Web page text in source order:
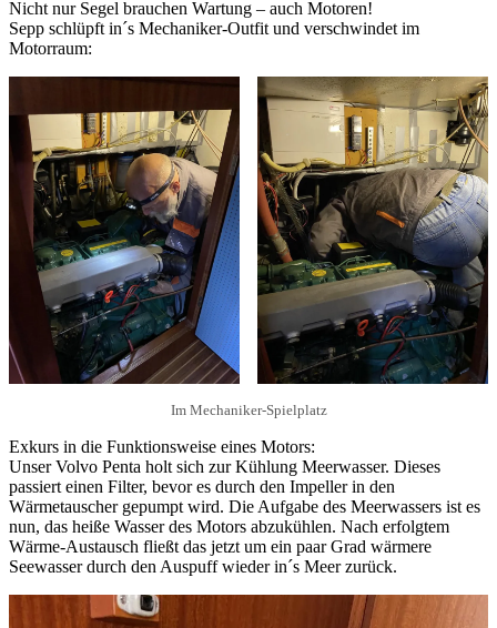
Nicht nur Segel brauchen Wartung – auch Motoren!
Sepp schlüpft in´s Mechaniker-Outfit und verschwindet im
Motorraum:
Im Mechaniker-Spielplatz
Exkurs in die Funktionsweise eines Motors:
Unser Volvo Penta holt sich zur Kühlung Meerwasser. Dieses
passiert einen Filter, bevor es durch den Impeller in den
Wärmetauscher gepumpt wird. Die Aufgabe des Meerwassers ist es
nun, das heiße Wasser des Motors abzukühlen. Nach erfolgtem
Wärme-Austausch fließt das jetzt um ein paar Grad wärmere
Seewasser durch den Auspuff wieder in´s Meer zurück.